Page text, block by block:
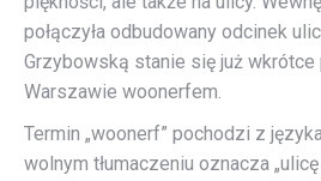
połączyła odbudowany odcinek
Grzybowską stanie się już
Warszawie woonerfem.
Termin „woonerf” pochodzi z
wolnym tłumaczeniu oznacza